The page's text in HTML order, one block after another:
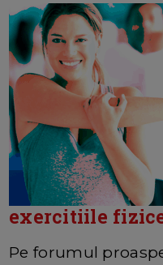
exercitiile
Pe forumul